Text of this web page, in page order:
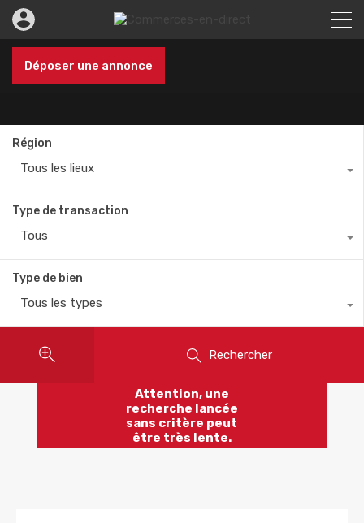
Déposer une annonce
Région
Tous les lieux
Type de transaction
Tous
Type de bien
Tous les types
Rechercher
Attention, une
recherche lancée
sans critère peut
être très lente.